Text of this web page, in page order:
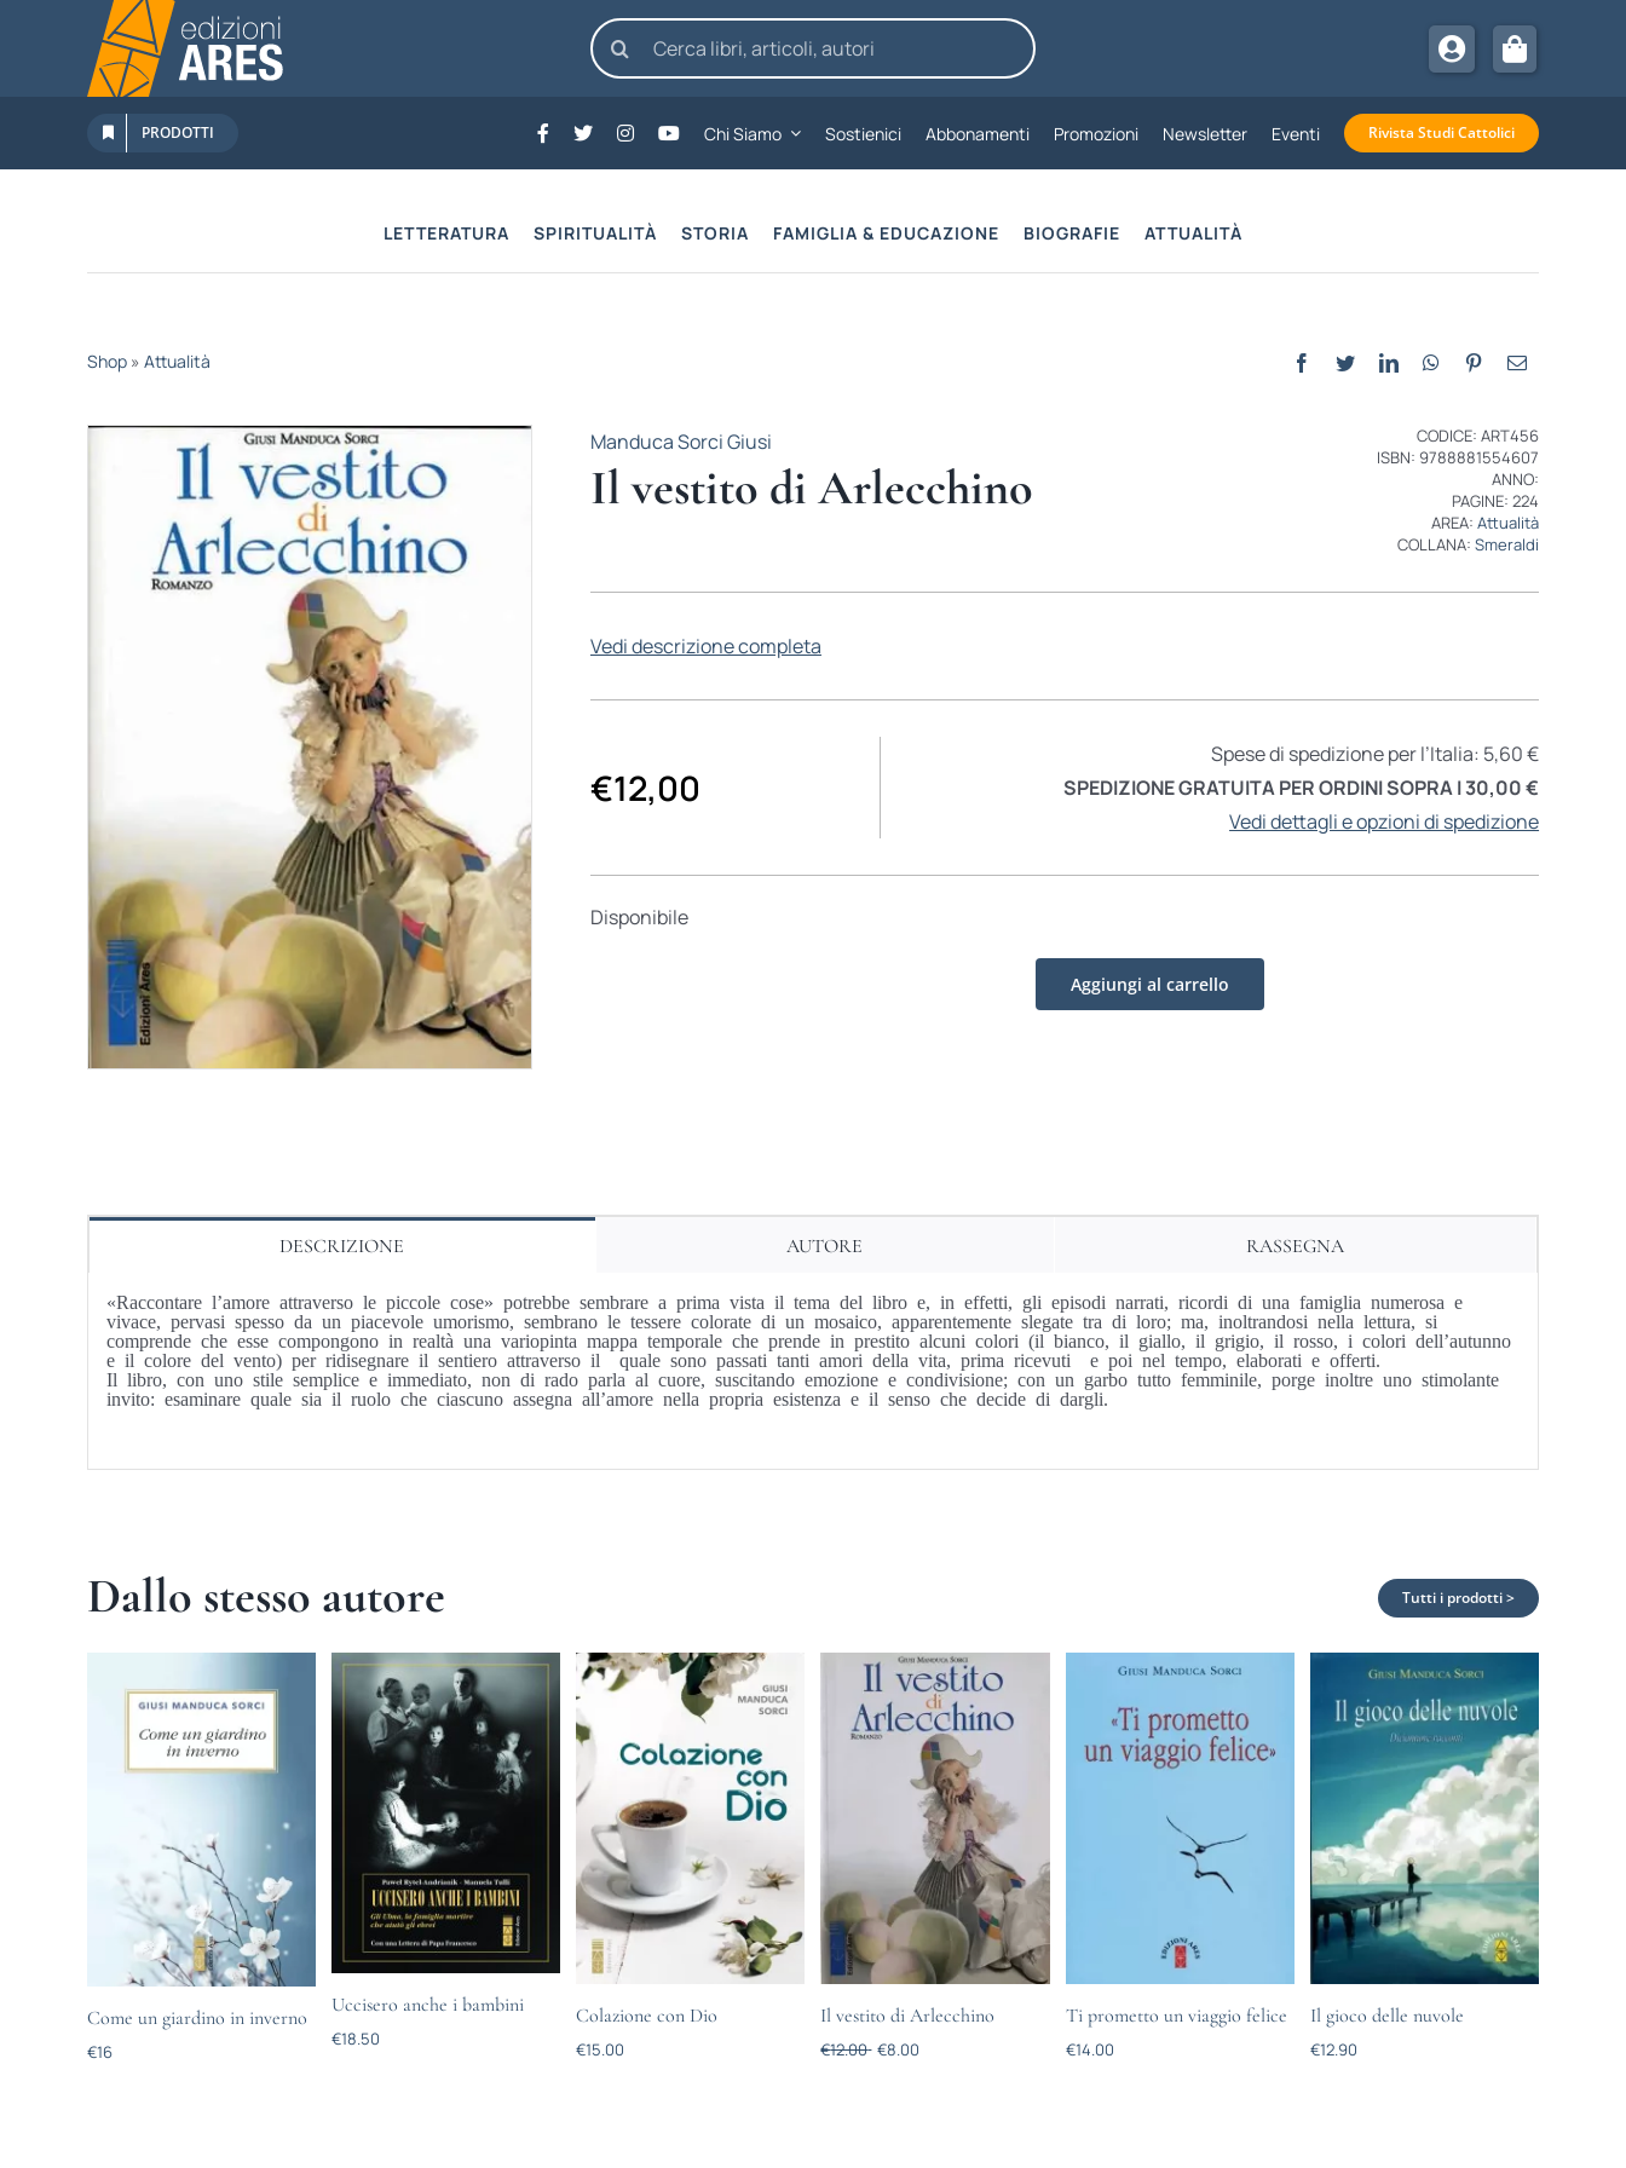
contenuto
Cerca
per:
PRODOTTI Chi Siamo Sostienici Abbonamenti Promozioni Newsletter Eventi Rivista Studi Cattolici
LETTERATURA SPIRITUALITÀ STORIA FAMIGLIA & EDUCAZIONE BIOGRAFIE ATTUALITÀ
Shop» Attualità
Manduca Sorci Giusi
Il vestito di Arlecchino
CODICE: ART456
ISBN: 9788881554607
ANNO:
PAGINE: 224
AREA:Attualità
COLLANA:Smeraldi
Vedi descrizione completa
€12,00
Spese di spedizione per l’Italia: 5,60 €
SPEDIZIONE GRATUITA PER ORDINI SOPRA I 30,00 €
Vedi dettagli e opzioni di spedizione
Disponibile
Aggiungi al carrello
DESCRIZIONE AUTORE RASSEGNA
«Raccontare l’amore attraverso le piccole cose» potrebbe sembrare a prima vista il tema del libro e, in effetti, gli episodi narrati, ricordi di una famiglia numerosa e
vivace, pervasi spesso da un piacevole umorismo, sembrano le tessere colorate di un mosaico, apparentemente slegate tra di loro; ma, inoltrandosi nella lettura, si
comprende che esse compongono in realtà una variopinta mappa temporale che prende in prestito alcuni colori (il bianco, il giallo, il grigio, il rosso, i colori dell’autunno
e il colore del vento) per ridisegnare il sentiero attraverso il quale sono passati tanti amori della vita, prima ricevuti e poi nel tempo, elaborati e offerti.
Il libro, con uno stile semplice e immediato, non di rado parla al cuore, suscitando emozione e condivisione; con un garbo tutto femminile, porge inoltre uno stimolante
invito: esaminare quale sia il ruolo che ciascuno assegna all’amore nella propria esistenza e il senso che decide di dargli.
Dallo stesso autore Tutti i prodotti >
Come un giardino in inverno
€16
Uccisero anche i bambini
€18.50
Colazione con Dio
€15.00
Il vestito di Arlecchino
€12.00 €8.00
Ti prometto un viaggio felice
€14.00
Il gioco delle nuvole
€12.90